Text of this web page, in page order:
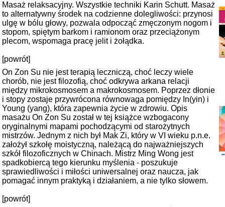
Masaż relaksacyjny. Wszystkie techniki Karin Schutt. Masaż
to alternatywny środek na codzienne dolegliwości: przynosi
ulgę w bólu głowy, pozwala odpocząć zmęczonym nogom i
stopom, spiętym barkom i ramionom oraz przeciążonym
plecom, wspomaga pracę jelit i żołądka.
[powrót]
On Zon Su nie jest terapią leczniczą, choć leczy wiele
chorób, nie jest filozofią, choć odkrywa arkana relacji
między mikrokosmosem a makrokosmosem. Poprzez dłonie
i stopy zostaje przywrócona równowaga pomiędzy In(yin) i
Young (yang), która zapewnia życie w zdrowiu. Opis
masażu On Zon Su został w tej książce wzbogacony
oryginalnymi mapami pochodzącymi od starożytnych
mistrzów. Jednym z nich był Mak Zi, który w VI wieku p.n.e.
założył szkołę moistyczną, należącą do najważniejszych
szkół filozoficznych w Chinach. Mistrz Ming Wong jest
spadkobiercą tego kierunku myślenia - poszukuje
sprawiedliwości i miłości uniwersalnej oraz naucza, jak
pomagać innym praktyką i działaniem, a nie tylko słowem.
[powrót]